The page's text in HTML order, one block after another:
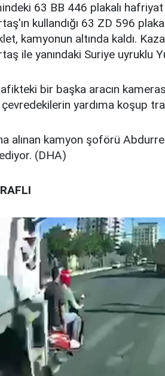
63 BB 446 plakalı
kullandığı 63 ZD 596
kamyonun altında kaldı.
ile yanındaki Suriye uyruklu
bir başka aracın
çevredekilerin yardıma koşup
alınan kamyon şoförü
(DHA)